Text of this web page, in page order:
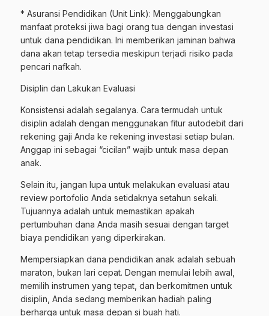
* Asuransi Pendidikan (Unit Link): Menggabungkan
manfaat proteksi jiwa bagi orang tua dengan investasi
untuk dana pendidikan. Ini memberikan jaminan bahwa
dana akan tetap tersedia meskipun terjadi risiko pada
pencari nafkah.
Disiplin dan Lakukan Evaluasi
Konsistensi adalah segalanya. Cara termudah untuk
disiplin adalah dengan menggunakan fitur autodebit dari
rekening gaji Anda ke rekening investasi setiap bulan.
Anggap ini sebagai “cicilan” wajib untuk masa depan
anak.
Selain itu, jangan lupa untuk melakukan evaluasi atau
review portofolio Anda setidaknya setahun sekali.
Tujuannya adalah untuk memastikan apakah
pertumbuhan dana Anda masih sesuai dengan target
biaya pendidikan yang diperkirakan.
Mempersiapkan dana pendidikan anak adalah sebuah
maraton, bukan lari cepat. Dengan memulai lebih awal,
memilih instrumen yang tepat, dan berkomitmen untuk
disiplin, Anda sedang memberikan hadiah paling
berharga untuk masa depan si buah hati.